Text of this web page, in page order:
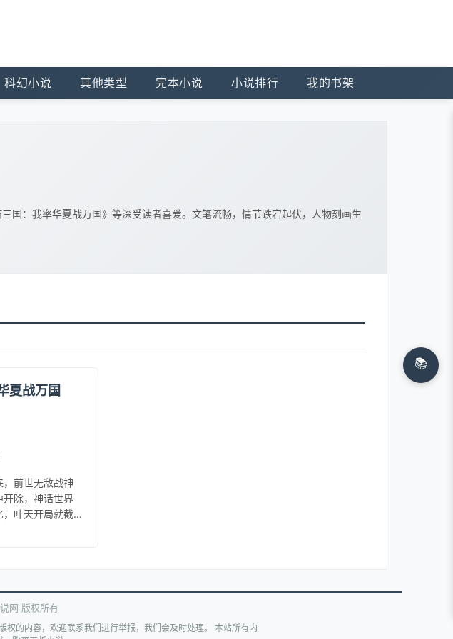
科幻小说 其他类型 完本小说 小说排行 我的书架
国：我率华夏战万国》等深受读者喜爱。文笔流畅，情节跌宕起伏，人物刻画生
夏战万国
前世无敌战神
开除，神话世界
，叶天开局就截
📚
网 版权所有
的内容，欢迎联系我们进行举报，我们会及时处理。 本站所有内